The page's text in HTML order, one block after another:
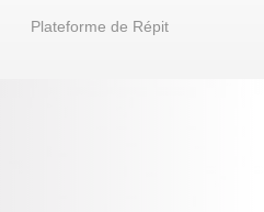
Plateforme de Répit